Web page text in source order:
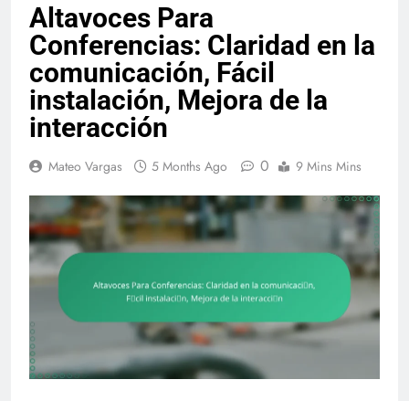
Altavoces Para
Conferencias: Claridad en la
comunicación, Fácil
instalación, Mejora de la
interacción
Mateo Vargas 5 Months Ago 0 9 Mins Mins